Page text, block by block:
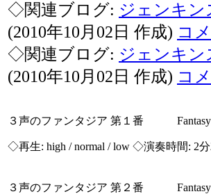
◇関連ブログ: ジェンキン
(2010年10月02日 作成) コ
◇関連ブログ: ジェンキン
(2010年10月02日 作成) コ
３声のファンタジア 第１番 Fantasy
◇再生: high / normal / low ◇演奏時間: 2
３声のファンタジア 第２番 Fantasy